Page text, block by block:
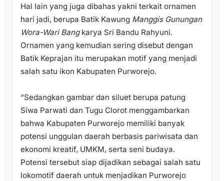
Hal lain yang juga dibahas yakni terkait ornamen
hari jadi, berupa Batik Kawung Manggis Gunungan
Wora-Wari Bangkarya Sri Bandu Rahyuni.
Ornamen yang kemudian sering disebut dengan
Batik Keprajan itu merupakan motif yang menjadi
salah satu ikon Kabupaten Purworejo.
“Sedangkan gambar dan siluet berupa patung
Siwa Parwati dan Tugu Clorot menggambarkan
bahwa Kabupaten Purworejo memiliki banyak
potensi unggulan daerah berbasis pariwisata dan
ekonomi kreatif, UMKM, serta seni budaya.
Potensi tersebut siap dijadikan sebagai salah satu
lokomotif daerah untuk menjadikan Purworejo